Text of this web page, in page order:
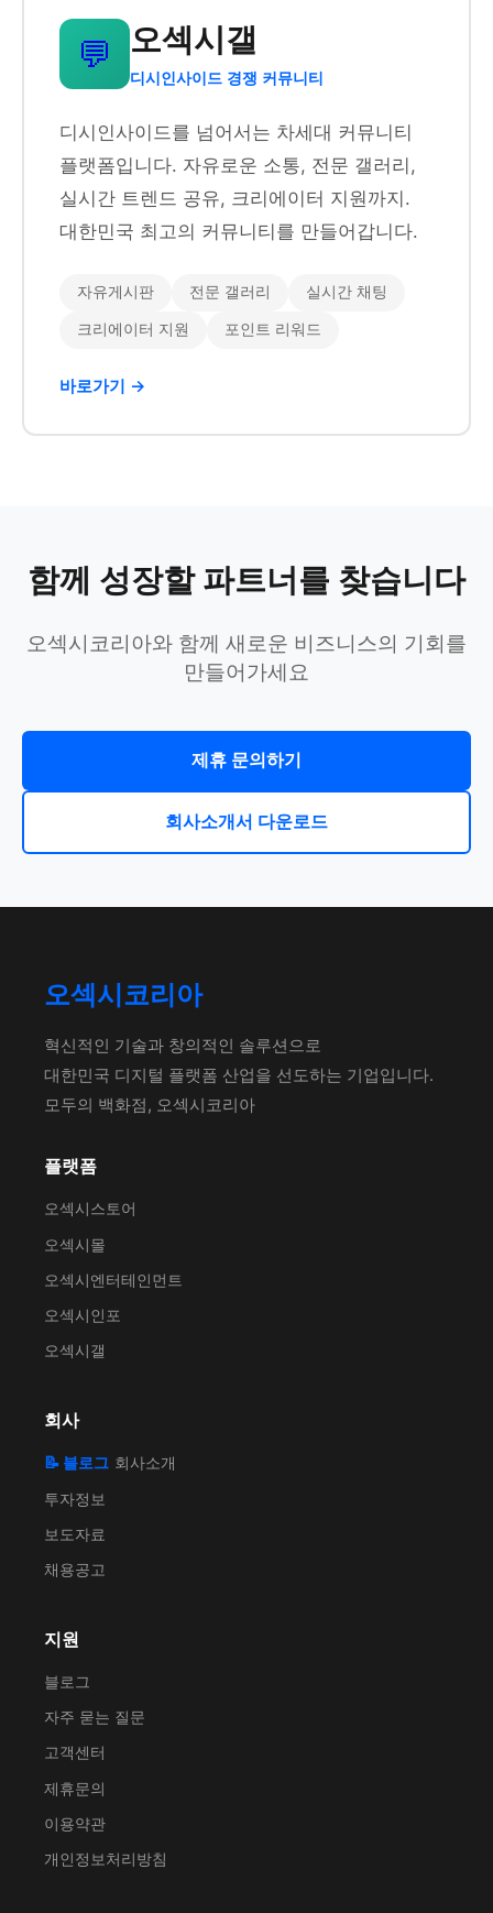
💬 오섹시갤
디시인사이드 경쟁 커뮤니티
디시인사이드를 넘어서는 차세대 커뮤니티
플랫폼입니다. 자유로운 소통, 전문 갤러리,
실시간 트렌드 공유, 크리에이터 지원까지.
대한민국 최고의 커뮤니티를 만들어갑니다.
자유게시판 전문 갤러리 실시간 채팅
크리에이터 지원 포인트 리워드
바로가기 →
함께 성장할 파트너를 찾습니다
오섹시코리아와 함께 새로운 비즈니스의 기회를
만들어가세요
제휴 문의하기
회사소개서 다운로드
오섹시코리아
혁신적인 기술과 창의적인 솔루션으로
대한민국 디지털 플랫폼 산업을 선도하는 기업입니다.
모두의 백화점, 오섹시코리아
플랫폼
오섹시스토어
오섹시몰
오섹시엔터테인먼트
오섹시인포
오섹시갤
회사
📝 블로그 회사소개
투자정보
보도자료
채용공고
지원
블로그
자주 묻는 질문
고객센터
제휴문의
이용약관
개인정보처리방침